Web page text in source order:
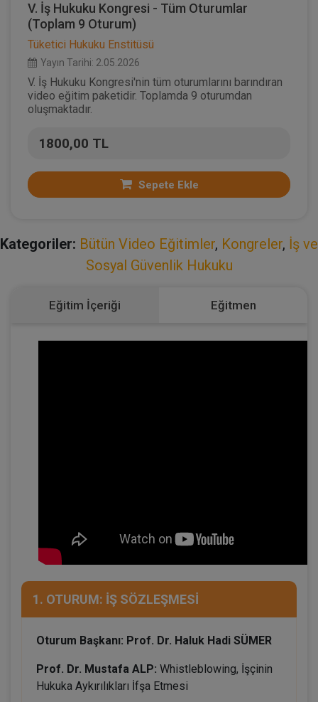
V. İş Hukuku Kongresi - Tüm Oturumlar
(Toplam 9 Oturum)
Tüketici Hukuku Enstitüsü
Yayın Tarihi: 2.05.2026
V. İş Hukuku Kongresi'nin tüm oturumlarını barındıran
video eğitim paketidir. Toplamda 9 oturumdan
oluşmaktadır.
1800,00 TL
Sepete Ekle
Kategoriler: Bütün Video Eğitimler, Kongreler, İş ve
Sosyal Güvenlik Hukuku
Eğitim İçeriği Eğitmen
1. OTURUM: İŞ SÖZLEŞMESİ
Oturum Başkanı: Prof. Dr. Haluk Hadi SÜMER
Prof. Dr. Mustafa ALP: Whistleblowing, İşçinin
Hukuka Aykırılıkları İfşa Etmesi